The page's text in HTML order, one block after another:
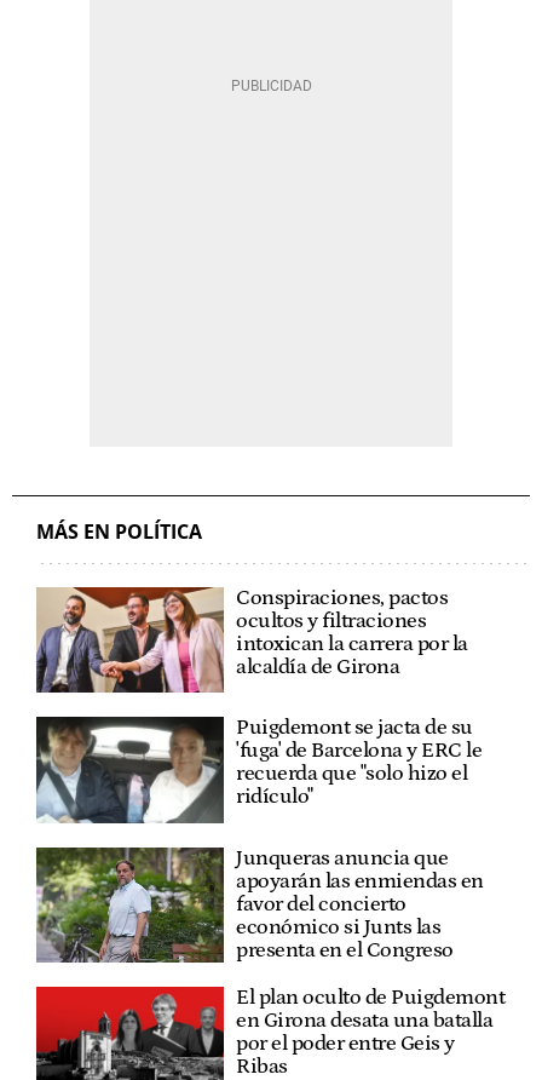
MÁS EN POLÍTICA
Conspiraciones, pactos
ocultos y filtraciones
intoxican la carrera por la
alcaldía de Girona
Puigdemont se jacta de su
'fuga' de Barcelona y ERC le
recuerda que "solo hizo el
ridículo"
Junqueras anuncia que
apoyarán las enmiendas en
favor del concierto
económico si Junts las
presenta en el Congreso
El plan oculto de Puigdemont
en Girona desata una batalla
por el poder entre Geis y
Ribas